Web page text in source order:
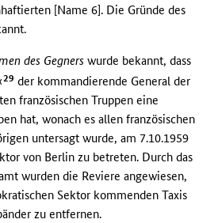
[Name 6]. Die Gründe des
des Gegners wurde bekannt, dass
29 der kommandierende General der
französischen Truppen eine
hat, wonach es allen französischen
untersagt wurde, am 7.10.1959
von Berlin zu betreten. Durch das
wurden die Reviere angewiesen,
Sektor kommenden Taxis
zu entfernen.